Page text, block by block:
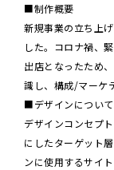
■制作概要
新規事業の立ち上
した。コロナ禍、
出店となったため
識し、構成/マーケ
■デザインについて
デザインコンセプ
にしたターゲット
ンに使用するサイ